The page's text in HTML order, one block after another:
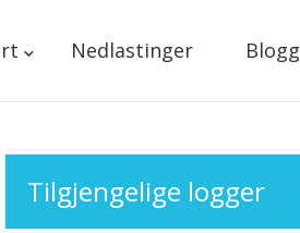
Nedlastinger Blogg
Tilgjengelige logger